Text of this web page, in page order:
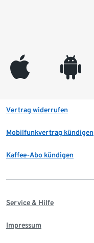
appleinc android
Vertrag widerrufen
Mobilfunkvertrag kündigen
Kaffee-Abo kündigen
Service & Hilfe
Impressum